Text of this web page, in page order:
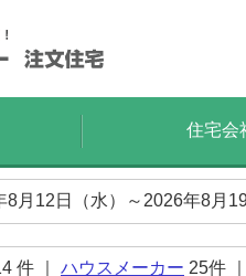
住宅会
月12日（水）～2026年8月
件 ｜ ハウスメーカー 25件